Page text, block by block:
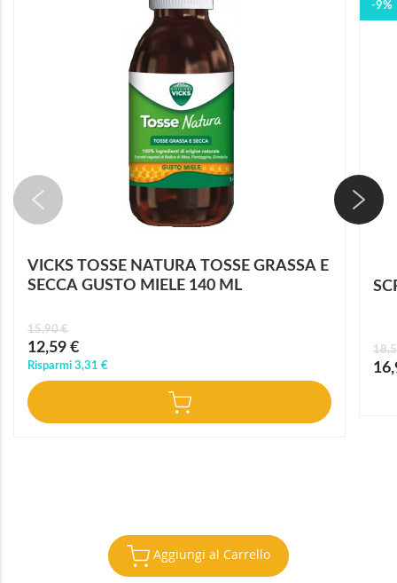
VICKS TOSSE NATURA TOSSE GRASSA E
SECCA GUSTO MIELE 140 ML
Prezzo
speciale
12,59 €
15,90 €
Risparmi 3,31 €
-9%
Aggiungi al Carrello